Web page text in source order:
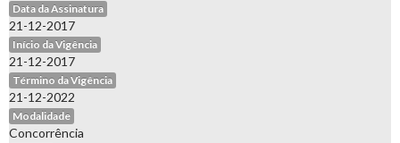
Data da Assinatura
21-12-2017
Início da Vigência
21-12-2017
Término da Vigência
21-12-2022
Modalidade
Concorrência